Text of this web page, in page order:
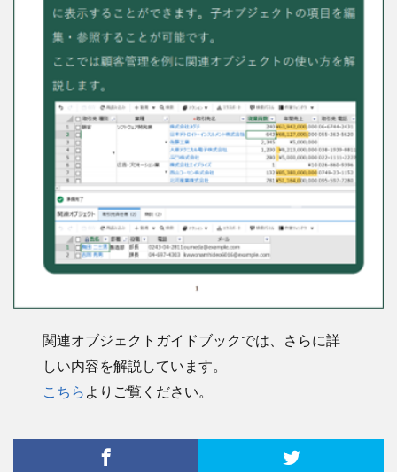
関連オブジェクトガイドブックでは、さらに詳
しい内容を解説しています。
こちら よりご覧ください。